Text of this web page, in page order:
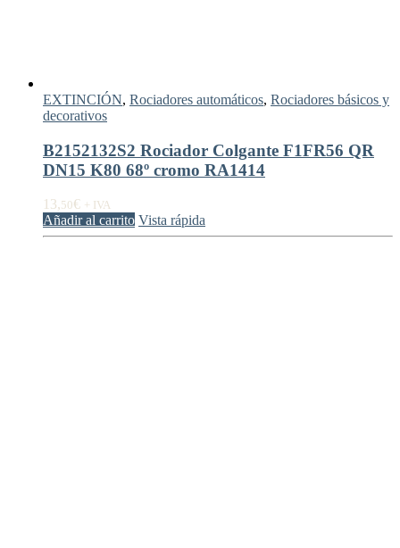
EXTINCIÓN, Rociadores automáticos, Rociadores básicos y
decorativos
B2152132S2 Rociador Colgante F1FR56 QR
DN15 K80 68º cromo RA1414
13,50€ + IVA
Añadir al carrito Vista rápida